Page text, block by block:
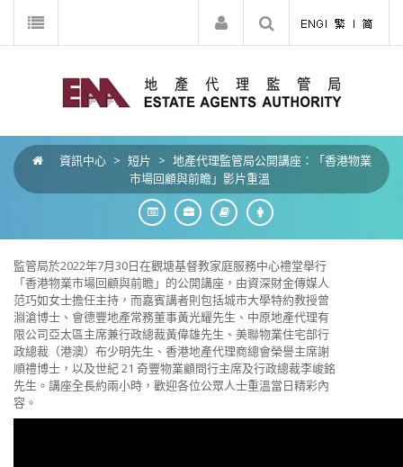
資訊中心 > 短片 > 地產代理監管局公開講座：「香港物業
市場回顧與前瞻」影片重溫
監管局於2022年7月30日在觀塘基督教家庭服務中心禮堂舉行
「香港物業市場回顧與前瞻」的公開講座，由資深財金傳媒人
范巧如女士擔任主持，而嘉賓講者則包括城市大學特約教授曾
淵滄博士、會德豐地產常務董事黃光耀先生、中原地產代理有
限公司亞太區主席兼行政總裁黃偉雄先生、美聯物業住宅部行
政總裁（港澳）布少明先生、香港地產代理商總會榮譽主席謝
順禮博士，以及世紀 21 奇豐物業顧問行主席及行政總裁李峻銘
先生。講座全長約兩小時，歡迎各位公眾人士重溫當日精彩內
容。